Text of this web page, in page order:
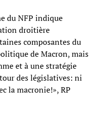
du NFP indique
droitière
composantes du
de Macron, mais
et à une stratégie
des législatives: ni
la macronie!», RP